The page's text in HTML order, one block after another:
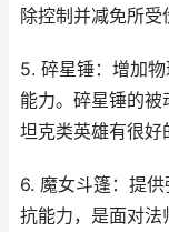
除控制并减免所受
5. 碎星锤：增加
能力。碎星锤的
坦克类英雄有很好
6. 魔女斗篷：提
抗能力，是面对法